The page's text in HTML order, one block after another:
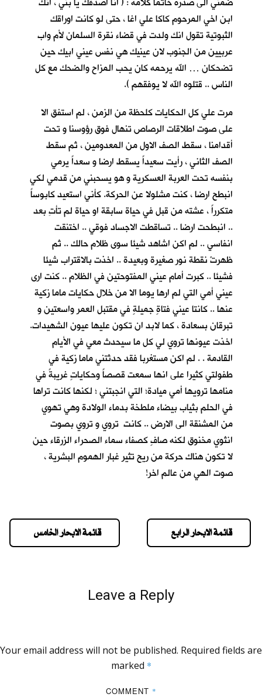
ابن اخي المرحوم كاكا علي اغا ، حتى لو كانت اوراقك
الثبوتية تقول انك ولدت في قضاء نقرة السلمان لأم واب
عربيين من الجنوب لان عينيك هي نفس عيني ابيك حين
تضحكان … الله يرحمه كان يحب المزاح والضحك مع كل
الناس .. قتلوه الله لا يوفقهم ).
مرت علي كل الحكايات كلحظة من الزمن ، لم استفق الا
على صوت اطلاقات الرصاص تنهال فوق رؤوسنا و تحت
أقدامنا ، سقط الصف الاول من المعدومين ، ثم سقط
الصف الثاني ، رأيت سعيداً يسقط ارضا و سعداً يرمي
بنفسه تحت العربة العسكرية و هو يسحبني من قدمي لكي
انبطح ارضا ، كنت مشلولا عن الحركة. كأني استعيد كابوساً
متكرراً ، عشته من قبل في حياة سابقة او حياة لم تأتِ بعد
.. انبطحت ارضا .. تساقطت الاجساد فوقي .. اختنقت
انفاسي .. لم اكن اشاهد شيئا سوى ظلام حالك .. ثم
ظهرتْ نقطة نور صغيرة وبعيدة .. اخذت بالاقتراب شيئا
فشيئا .. كبرت أمام عيني المفتوحتين في الظلام .. كنت ارى
عيني أمي التي لم ارها يوما الا من خلال حكايات ماما زكية
عنها .. كانتا عيني فتاةٍ جميلةٍ في مقتبل العمر واسعتين و
تبرقان بسعادة ، كما لابد ان تكون عليها عيون الشهيدات.
اخذت عيونها تروي لي كل ما سيحدث معي في الأيام
القادمة . . لم اكن مستغربا فقد حدثتني ماما زكية في
طفولتي كثيرا على انها سمعت قصصاً وحكاياتٍ غريبةً في
منامها ترويها أمي ميادة؛ التي انجبتني ؛ لكنها كانت تراها
في الحلم بثياب بيضاء ملطخة بدماء الولادة وهي تهوي
من المشنقة الى الارض .. كانت تروي و تروي بصوت
انثوي مخنوق لكنه صافٍ كصفاء سماء الصحراء الزرقاء حين
لا تكون هناك حركة من ريح تثير غبار الهموم البشرية ،
صوت الهي من عالم اخر!
قائمة الابحار الخامس قائمة الابحار الرابع
Leave a Reply
Your email address will not be published. Required fields are
marked *
COMMENT *